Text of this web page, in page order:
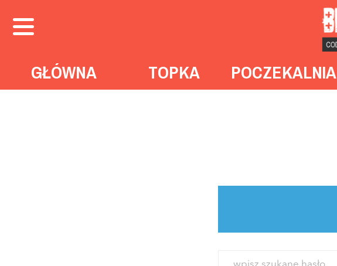
GŁÓWNA TOPKA POCZEKALNIA